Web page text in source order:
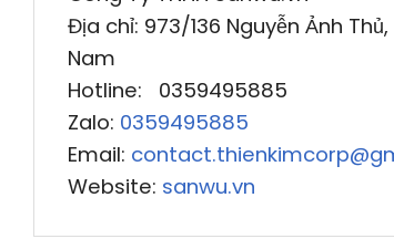
Địa chỉ: 973/136 Nguyễn Ảnh
Nam
Hotline: 0359495885
Zalo: 0359495885
Email:
Website: sanwu.vn